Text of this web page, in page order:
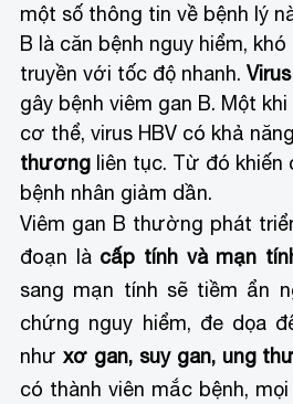
một số thông tin về bệnh lý
B là căn bệnh nguy hiểm,
truyền với tốc độ nhanh.
gây bệnh viêm gan B. Một
cơ thể, virus HBV có khả
thương liên tục. Từ đó khiến
bệnh nhân giảm dần.
Viêm gan B thường phát
đoạn là cấp tính và mạn
sang mạn tính sẽ tiềm ẩn
chứng nguy hiểm, đe dọa
nhưxơ gan, suy gan, ung
có thành viên mắc bệnh,